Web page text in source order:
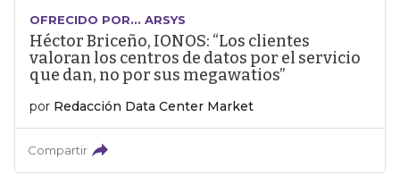
OFRECIDO POR... ARSYS
Héctor Briceño, IONOS: “Los clientes
valoran los centros de datos por el servicio
que dan, no por sus megawatios”
por Redacción Data Center Market
Compartir